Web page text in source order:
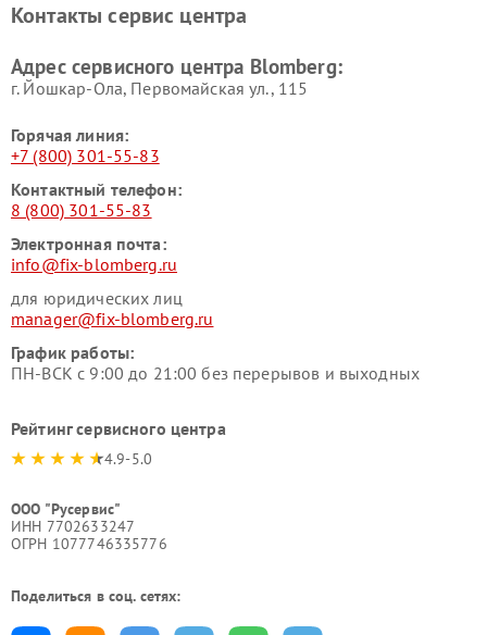
Контакты сервис центра
Адрес сервисного центра Blomberg:
г. Йошкар-Ола, Первомайская ул., 115
Горячая линия:
+7 (800) 301-55-83
Контактный телефон:
8 (800) 301-55-83
Электронная почта:
info@fix-blomberg.ru
для юридических лиц
manager@fix-blomberg.ru
График работы:
ПН-ВСК с 9:00 до 21:00 без перерывов и выходных
Рейтинг сервисного центра
4.9-5.0
ООО "Русервис"
ИНН 7702633247
ОГРН 1077746335776
Поделиться в соц. сетях: